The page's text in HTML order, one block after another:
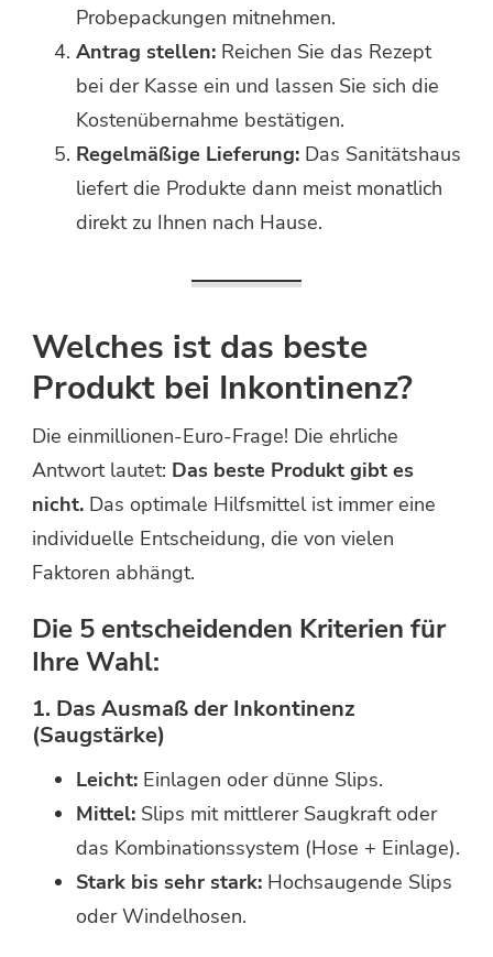
Probepackungen mitnehmen.
Antrag stellen: Reichen Sie das Rezept
bei der Kasse ein und lassen Sie sich die
Kostenübernahme bestätigen.
Regelmäßige Lieferung: Das Sanitätshaus
liefert die Produkte dann meist monatlich
direkt zu Ihnen nach Hause.
Welches ist das beste
Produkt bei Inkontinenz?
Die einmillionen-Euro-Frage! Die ehrliche
Antwort lautet: Das beste Produkt gibt es
nicht. Das optimale Hilfsmittel ist immer eine
individuelle Entscheidung, die von vielen
Faktoren abhängt.
Die 5 entscheidenden Kriterien für
Ihre Wahl:
1. Das Ausmaß der Inkontinenz
(Saugstärke)
Leicht: Einlagen oder dünne Slips.
Mittel: Slips mit mittlerer Saugkraft oder
das Kombinationssystem (Hose + Einlage).
Stark bis sehr stark: Hochsaugende Slips
oder Windelhosen.